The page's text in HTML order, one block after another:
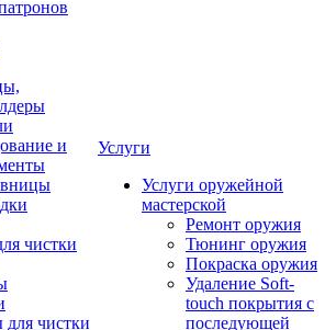
и
чистки
чистки
Услуги
Услуги оружейной
мастерской
Ремонт оружия
Тюнинг оружия
Покраска оружия
Удаление Soft-
touch покрытия с
последующей